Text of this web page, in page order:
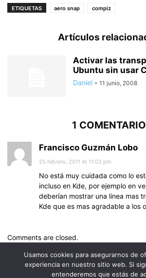
ETIQUETAS aero snap compiz
Artículos
Activar las
Ubuntu sin usar
Daniel - 11 junio, 2008
1 COMENTARIO
Francisco Guzmán Lobo
25 febrero, 2011 At 11:02 pm
No está muy cuidada como lo
incluso en Kde, por ejemplo en
deberían mostrar una linea mas
Kde que es mas agradable a los
Comments are closed.
Usamos cookies para asegurarnos de
experiencia en nuestro sitio web. Si
entenderemos que estás de